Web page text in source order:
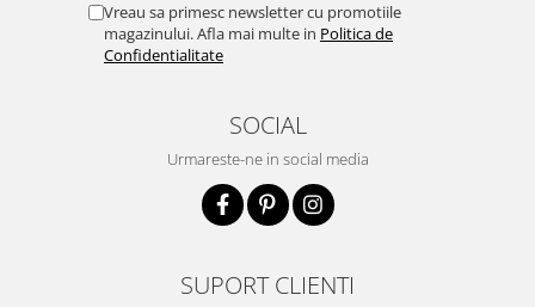
Vreau sa primesc newsletter cu promotiile
magazinului. Afla mai multe in Politica de
Confidentialitate
SOCIAL
Urmareste-ne in social media
SUPORT CLIENTI